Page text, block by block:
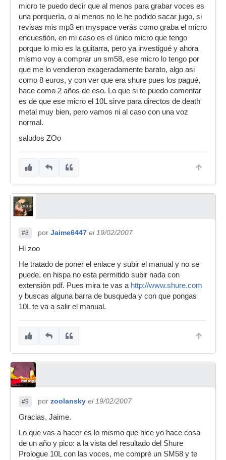
Por cierto, el link que has puesto no enlaza bien.
¿ Podrías corregirlo ? Me interesaría leer qué
pone!
micro te puedo decir que al menos para grabar voces es
una porquerìa, o al menos no le he podido sacar jugo, si
revisas mis mp3 en myspace verás como graba el micro
encuestión, en mi caso es el único micro que tengo
porque lo mio es la guitarra, pero ya investigué y ahora
mismo voy a comprar un sm58, ese micro lo tengo por
que me lo vendieron exageradamente barato, algo asi
como 8 euros, y con ver que era shure pues los pagué,
hace como 2 años de eso. Lo que si te puedo comentar
es de que ese micro el 10L sirve para directos de death
metal muy bien, pero vamos ni al caso con una voz
normal.
saludos ZOo
#8 por Jaime6447 el 19/02/2007
Hi zoo
He tratado de poner el enlace y subir el manual y no se
puede, en hispa no esta permitido subir nada con
extensiòn pdf. Pues mira te vas a http://www.shure.com
y buscas alguna barra de busqueda y con que pongas
10L te va a salir el manual.
#9 por zoolansky el 19/02/2007
Gracias, Jaime.
Lo que vas a hacer es lo mismo que hice yo hace cosa
de un año y pico: a la vista del resultado del Shure
Prologue 10L con las voces, me compré un SM58 y te